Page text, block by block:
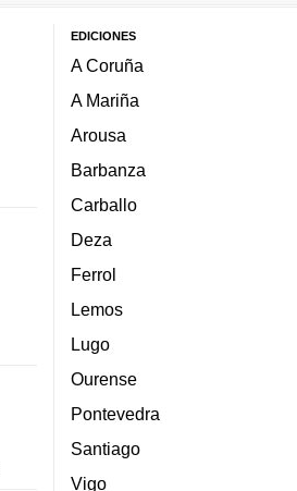
EDICIONES
A Coruña
A Mariña
Arousa
Barbanza
Carballo
Deza
Ferrol
Lemos
Lugo
Ourense
Pontevedra
Santiago
Vigo